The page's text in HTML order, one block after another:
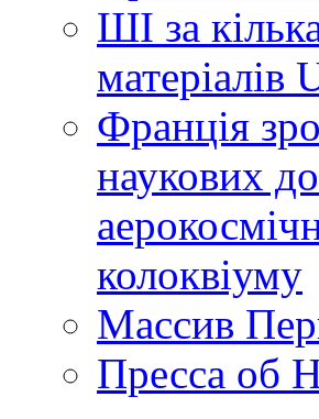
ШІ за
матеріалів
Франція
наукових
колоквіуму
Массив
Пресса об